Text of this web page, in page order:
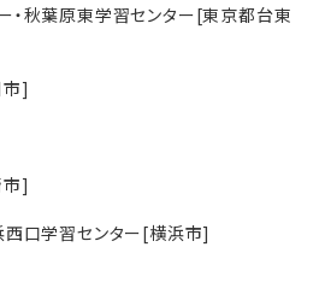
・秋葉原東学習センター[東京都台東
市]
市]
西口学習センター[横浜市]